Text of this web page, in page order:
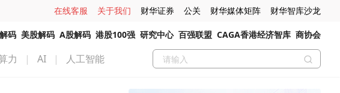
在线客服 关于我们 财华证券 公关 财华媒体矩阵 财华智库沙龙
码 美股解码 A股解码 港股100强 研究中心 百强联盟 CAGA香港经济智库 商协会
力 | AI | 人工智能